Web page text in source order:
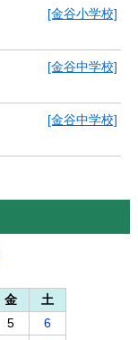
[金谷小学校]
[金谷中学校]
[金谷中学校]
金
土
5
6